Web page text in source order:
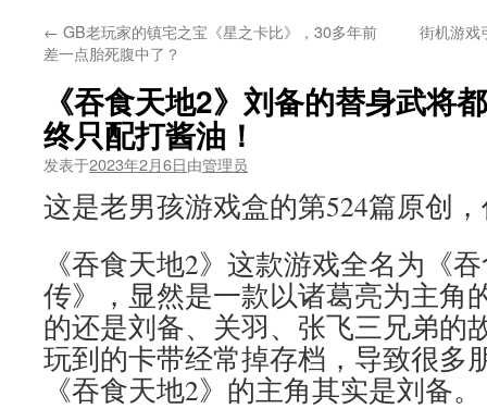
← GB老玩家的镇宅之宝《星之卡比》，30多年前
差一点胎死腹中了？
街机游戏
《吞食天地2》刘备的替身武将
终只配打酱油！
发表于2023年2月6日由管理员
这是老男孩游戏盒的第524篇原创
《吞食天地2》这款游戏全名为《
传》，显然是一款以诸葛亮为主角
的还是刘备、关羽、张飞三兄弟的
玩到的卡带经常掉存档，导致很多
《吞食天地2》的主角其实是刘备。